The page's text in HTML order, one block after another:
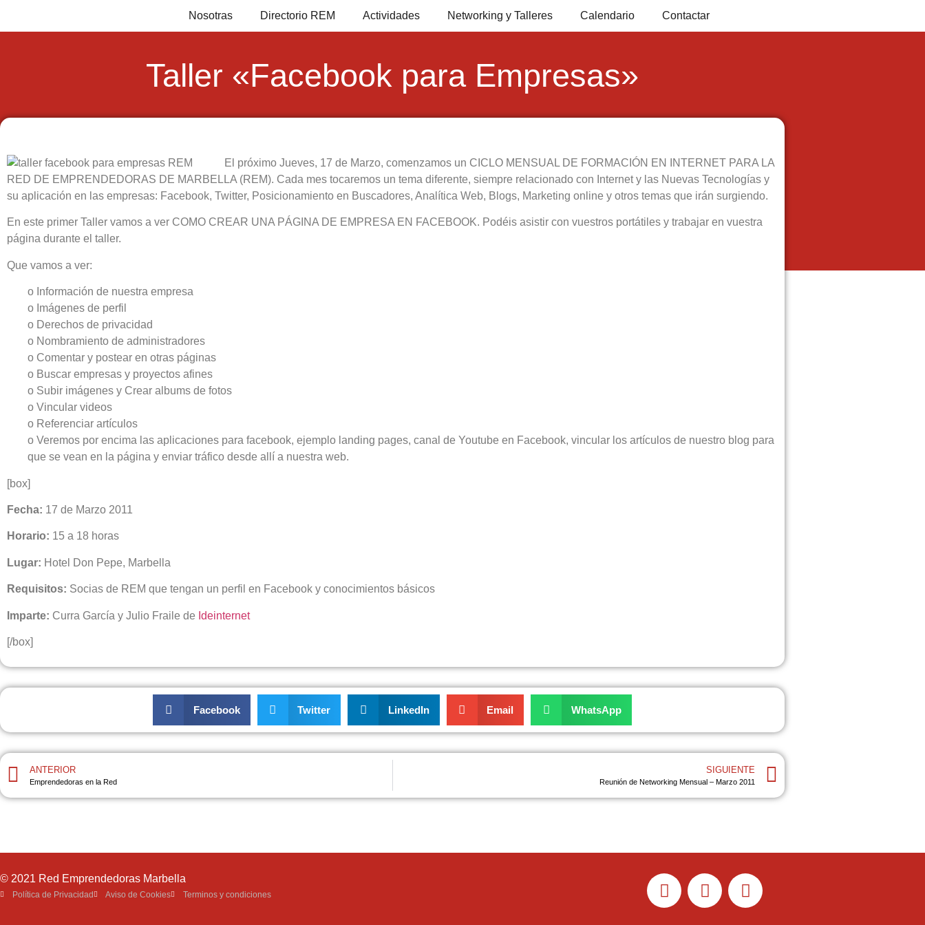
Nosotras Directorio REM Actividades Networking y Talleres Calendario Contactar
Taller «Facebook para Empresas»
El próximo Jueves, 17 de Marzo, comenzamos un CICLO MENSUAL DE FORMACIÓN EN INTERNET PARA LA
RED DE EMPRENDEDORAS DE MARBELLA (REM). Cada mes tocaremos un tema diferente, siempre relacionado con Internet y las Nuevas Tecnologías y
su aplicación en las empresas: Facebook, Twitter, Posicionamiento en Buscadores, Analítica Web, Blogs, Marketing online y otros temas que irán surgiendo.
En este primer Taller vamos a ver COMO CREAR UNA PÁGINA DE EMPRESA EN FACEBOOK. Podéis asistir con vuestros portátiles y trabajar en vuestra
página durante el taller.
Que vamos a ver:
o Información de nuestra empresa
o Imágenes de perfil
o Derechos de privacidad
o Nombramiento de administradores
o Comentar y postear en otras páginas
o Buscar empresas y proyectos afines
o Subir imágenes y Crear albums de fotos
o Vincular videos
o Referenciar artículos
o Veremos por encima las aplicaciones para facebook, ejemplo landing pages, canal de Youtube en Facebook, vincular los artículos de nuestro blog para
que se vean en la página y enviar tráfico desde allí a nuestra web.
[box]
Fecha: 17 de Marzo 2011
Horario: 15 a 18 horas
Lugar: Hotel Don Pepe, Marbella
Requisitos: Socias de REM que tengan un perfil en Facebook y conocimientos básicos
Imparte: Curra García y Julio Fraile de Ideinternet
[/box]
Facebook Twitter LinkedIn Email WhatsApp
ANTERIOR
Emprendedoras en la Red
SIGUIENTE
Reunión de Networking Mensual – Marzo 2011
© 2021 Red Emprendedoras Marbella
Política de Privacidad Aviso de Cookies Terminos y condiciones